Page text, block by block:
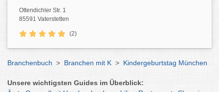
Ottendichler Str. 1
85591 Vaterstetten
(2)
Branchenbuch > Branchen mit K > Kindergeburtstag München
Unsere wichtigsten Guides im Überblick: